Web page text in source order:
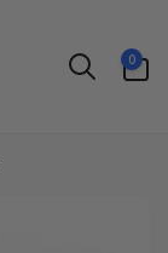
0
artiklar